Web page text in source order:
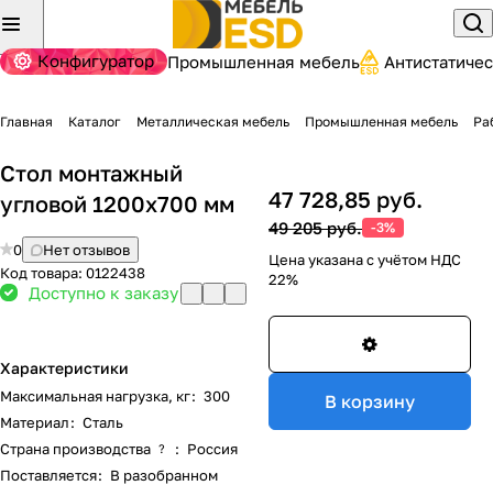
Конфигуратор Промышленная мебель
Главная Каталог Металлическая мебель Промышленная мебель
Стол монтажный
угловой 1200х700 мм
0
Нет отзывов
Код товара: 0122438
Доступно к заказу
Характеристики
Максимальная нагрузка, кг: 300
Материал: Сталь
Страна производства ? : Россия
Поставляется: В разобранном
47 728,85 руб.
49 205 руб. -3%
Цена указана с учётом НДС
22%
В корзину